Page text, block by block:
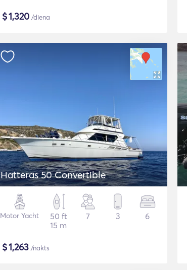
$1,320 /diena
Hatteras 50 Convertible
Motor Yacht
50 ft
15 m
7 3 6
$1,263 /nakts